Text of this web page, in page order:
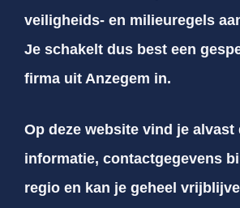
veiligheids- en milieuregels
Je schakelt dus best een
firma uit Anzegem in.
Op deze website vind je alvast
informatie, contactgegevens
regio en kan je geheel